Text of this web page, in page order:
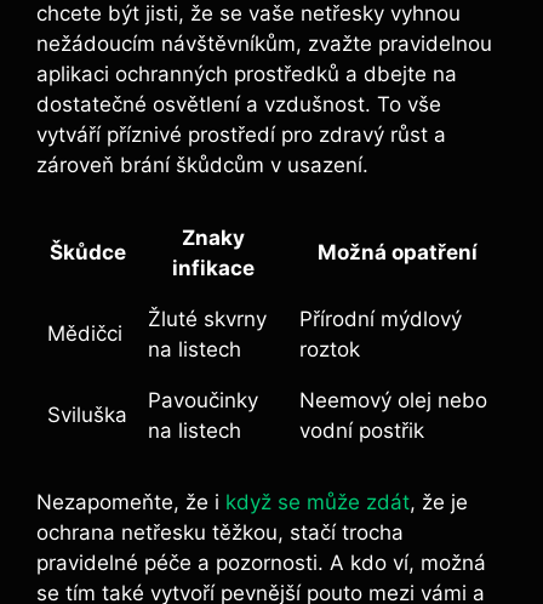
chcete být ⁣jisti, že se vaše netřesky vyhnou⁣
nežádoucím návštěvníkům,⁤ zvažte‌ pravidelnou
aplikaci ochranných prostředků a‍ dbejte na
dostatečné osvětlení a⁣ vzdušnost. To vše
vytváří příznivé prostředí pro zdravý růst a
zároveň brání‌ škůdcům v usazení.
Škůdce
Znaky
infikace
Možná opatření
Mědičci
Žluté ‍skvrny
⁣na listech
Přírodní mýdlový
roztok
Sviluška
Pavoučinky
‍na listech
Neemový ‍olej nebo
vodní‍ postřik
Nezapomeňte, že⁤ i když se může zdát, že je
ochrana netřesku‍ těžkou, stačí trocha
pravidelné​ péče a ⁣pozornosti. A kdo ví,⁢ možná
se tím⁤ také vytvoří pevnější pouto mezi vámi a